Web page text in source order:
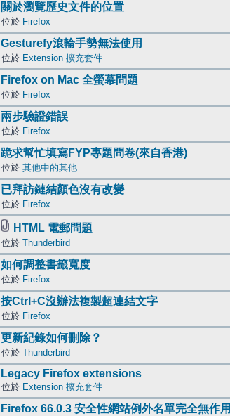
關於瀏覽歷史文件的位置
位於 Firefox
Gesturefy滾輪手勢無法使用
位於 Extension 擴充套件
Firefox on Mac 全螢幕問題
位於 Firefox
兩步驗證錯誤
位於 Firefox
跪求幫忙填寫FYP專題問卷(來自香港)
位於 其他中的其他
已拜訪鏈結顏色沒有改變
位於 Firefox
HTML 電郵問題
位於 Thunderbird
如何調整書籤寬度
位於 Firefox
按Ctrl+C沒辦法複製超連結文字
位於 Firefox
更新紀錄如何刪除？
位於 Thunderbird
Legacy Firefox extensions
位於 Extension 擴充套件
Firefox 66.0.3 安全性網站例外名單完全無作用